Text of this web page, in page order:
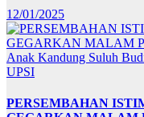
12/01/2025
Anak Kandung Suluh
UPSI
PERSEMBAHAN